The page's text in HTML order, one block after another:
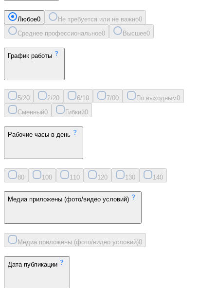
Любое0 Не требуется или не важно0
Среднее профессиональное0 Высшее0
График работы
5/20 2/20 6/10 7/00 По выходным0
Сменный0 Гибкий0
Рабочие часы в день
80 100 11 0 120 130 140
Медиа приложены (фото/видео условий)
Медиа приложены (фото/видео условий)0
Дата публикации